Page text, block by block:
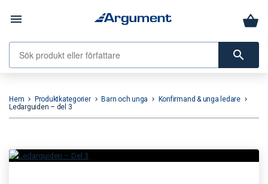
menu
search
Hem keyboard_arrow_right Produktkategorier keyboard_arrow_right Barn och unga keyboard_arrow_right Konfirmand & unga ledare keyboard_arrow_right
Ledarguiden – del 3